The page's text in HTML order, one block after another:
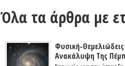
Podcast: Συζήτηση με τον καθηγητή
Podcast: Ο Διονύσης Σιμόπουλος
Άρθρο με αφορμή το Nobel Φυσικής
Συνέντευξη: Το ελληνικό
Όλα τα άρθρα με
Φυσική-
Ανακάλυψη Της